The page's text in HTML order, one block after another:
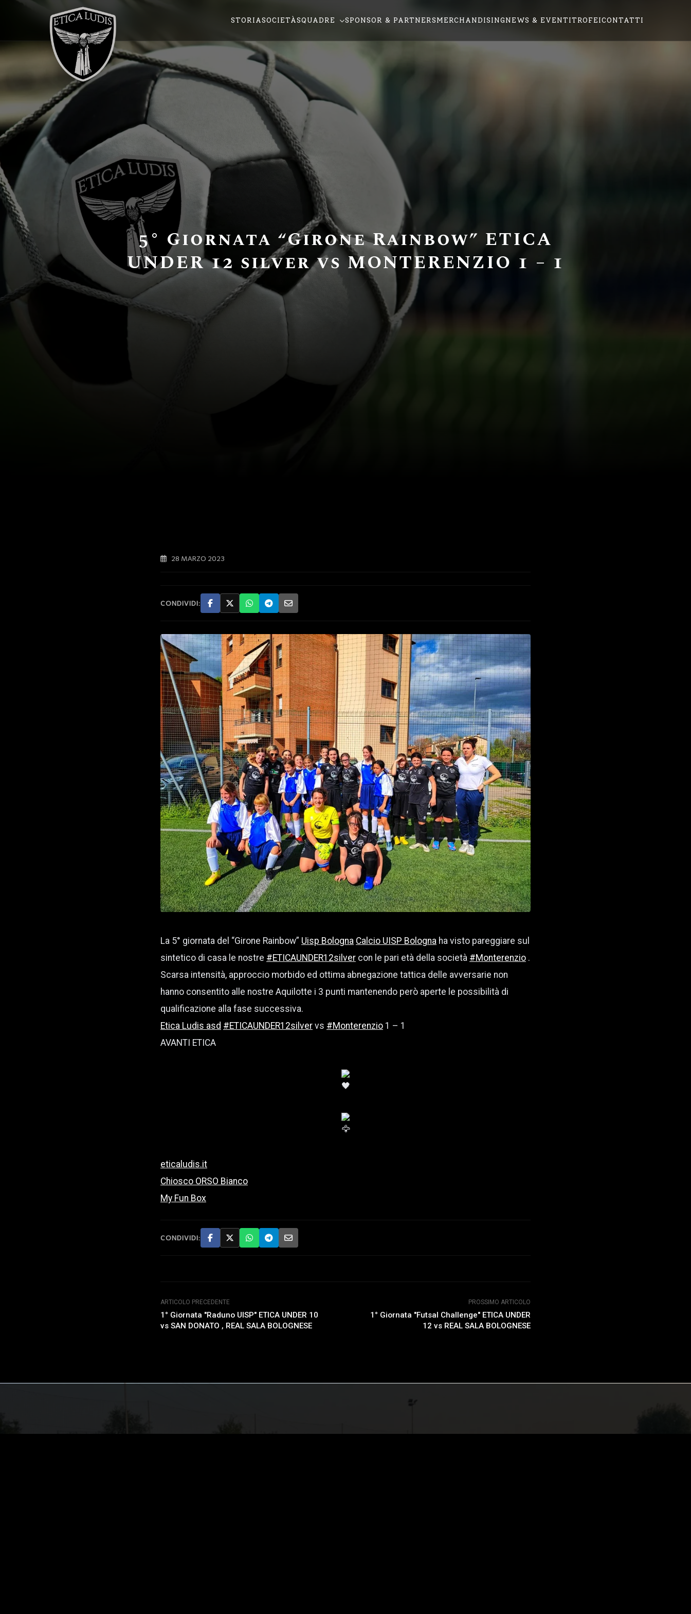
STORIASOCIETÀSQUADRE SPONSOR & PARTNERSMERCHANDISINGNEWS & EVENTITROFEICONTATTI
5° Giornata “Girone Rainbow” ETICA
UNDER 12 silver vs MONTERENZIO 1 – 1
28 MARZO 2023
CONDIVIDI:
La 5° giornata del “Girone Rainbow” Uisp Bologna Calcio UISP Bologna ha visto pareggiare sul
sintetico di casa le nostre #ETICAUNDER12silver con le pari età della società #Monterenzio .
Scarsa intensità, approccio morbido ed ottima abnegazione tattica delle avversarie non
hanno consentito alle nostre Aquilotte i 3 punti mantenendo però aperte le possibilità di
qualificazione alla fase successiva.
Etica Ludis asd #ETICAUNDER12silver vs #Monterenzio 1 – 1
AVANTI ETICA
eticaludis.it
Chiosco ORSO Bianco
My Fun Box
CONDIVIDI:
ARTICOLO PRECEDENTE
1° Giornata "Raduno UISP" ETICA UNDER 10
vs SAN DONATO , REAL SALA BOLOGNESE
PROSSIMO ARTICOLO
1° Giornata "Futsal Challenge" ETICA UNDER
12 vs REAL SALA BOLOGNESE